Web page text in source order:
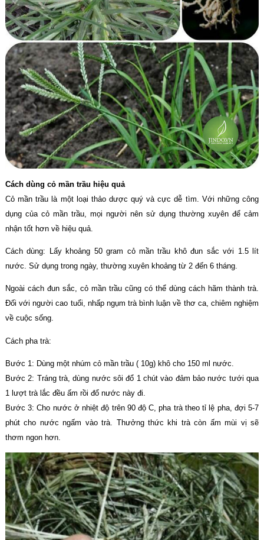
Cách dùng cỏ mần trầu hiệu quả
Cỏ mần trầu là một loại thảo dược quý và cực dễ tìm. Với những công
dụng của cỏ mần trầu, mọi người nên sử dụng thường xuyên để cảm
nhận tốt hơn về hiệu quả.
Cách dùng: Lấy khoảng 50 gram cỏ mần trầu khô đun sắc với 1.5 lít
nước. Sử dụng trong ngày, thường xuyên khoảng từ 2 đến 6 tháng.
Ngoài cách đun sắc, cỏ mần trầu cũng có thể dùng cách hãm thành trà.
Đối với người cao tuổi, nhấp ngụm trà bình luận về thơ ca, chiêm nghiệm
về cuộc sống.
Cách pha trà:
Bước 1: Dùng một nhúm cỏ mần trầu ( 10g) khô cho 150 ml nước.
Bước 2: Tráng trà, dùng nước sôi đổ 1 chút vào đảm bảo nước tưới qua
1 lượt trà lắc đều ấm rồi đổ nước này đi.
Bước 3: Cho nước ở nhiệt độ trên 90 độ C, pha trà theo tỉ lệ pha, đợi 5-7
phút cho nước ngấm vào trà. Thưởng thức khi trà còn ấm mùi vị sẽ
thơm ngon hơn.